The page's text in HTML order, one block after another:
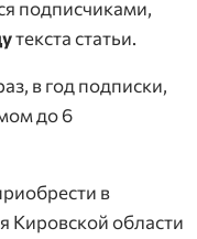
подписчиками,
текста статьи.
в год подписки,
до 6
в
Кировской области